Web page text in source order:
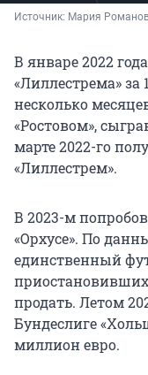
Источник: Мария
В январе 2022
«Лиллестрема» за
несколько
«Ростовом»,
марте 2022-го
«Лиллестрем».
В 2023-м
«Орхусе». По
единственный
приостановивших
продать. Летом
Бундеслиге
миллион евро.